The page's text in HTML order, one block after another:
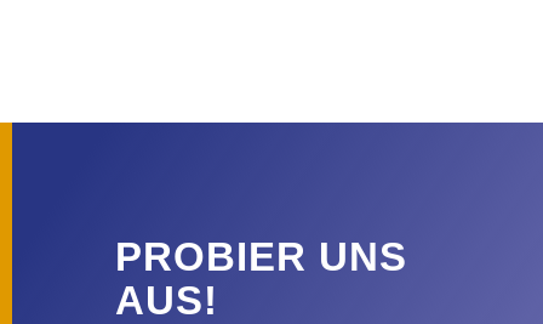
PROBIER UNS
AUS!